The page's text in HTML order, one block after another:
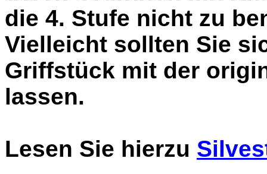
die 4. Stufe nicht zu
Vielleicht sollten Sie
Griffstück mit der
lassen.
Lesen Sie hierzu